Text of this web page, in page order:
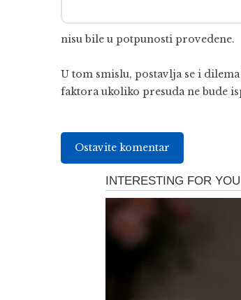
nisu bile u potpunosti provedene.
U tom smislu, postavlja se i
faktora ukoliko presuda ne bude
Ostavite komentar